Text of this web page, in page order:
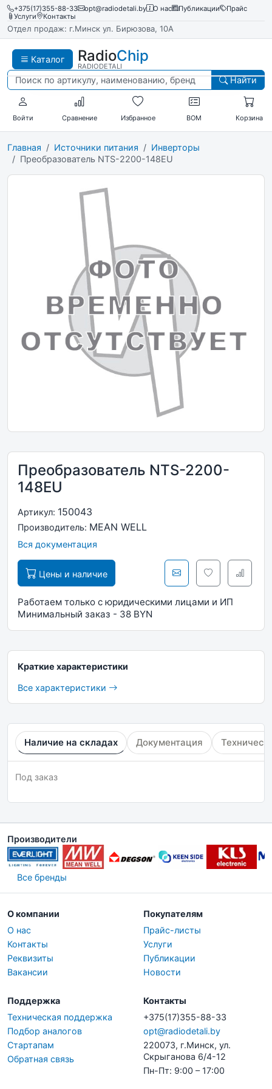
+375(17)355-88-33 opt@radiodetali.by О нас Публикации
Прайс
Услуги
Контакты
Отдел продаж: г.Минск ул. Бирюзова, 10А
Каталог RadioChip
RADIODETALI
Найти
Войти Сравнение Избранное BOM Корзина
Главная Источники питания
Инверторы
Преобразователь NTS-2200-148EU
Преобразователь NTS-2200-
148EU
Артикул: 150043
Производитель: MEAN WELL
Вся документация
Цены и наличие
Работаем только с юридическими лицами и ИП
Минимальный заказ - 38 BYN
Краткие характеристики
Все характеристики
Наличие на складах Документация
Под заказ
Производители
Все бренды
О компании
О нас
Контакты
Реквизиты
Вакансии
Покупателям
Прайс-листы
Услуги
Публикации
Новости
Поддержка
Техническая поддержка
Подбор аналогов
Стартапам
Обратная связь
Контакты
+375(17)355-88-33
opt@radiodetali.by
220073, г.Минск, ул.
Скрыганова 6/4-12
Пн-Пт: 9:00 – 17:00